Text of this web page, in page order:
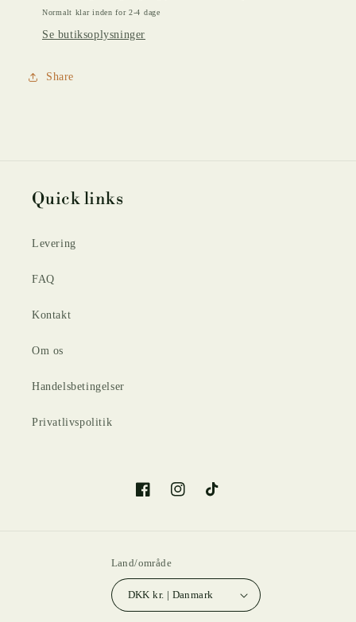
Normalt klar inden for 2-4 dage
Se butiksoplysninger
Share
Quick links
Levering
FAQ
Kontakt
Om os
Handelsbetingelser
Privatlivspolitik
FacebookInstagramTikTok
Land/område
DKK kr. | Danmark